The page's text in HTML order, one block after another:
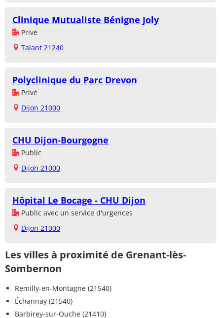
Clinique Mutualiste Bénigne Joly
Privé
Talant 21240
Polyclinique du Parc Drevon
Privé
Dijon 21000
CHU Dijon-Bourgogne
Public
Dijon 21000
Hôpital Le Bocage - CHU Dijon
Public avec un service d'urgences
Dijon 21000
Les villes à proximité de Grenant-lès-
Sombernon
Remilly-en-Montagne (21540)
Échannay (21540)
Barbirey-sur-Ouche (21410)